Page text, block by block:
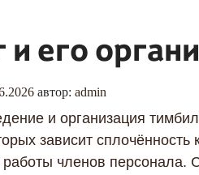
его
автор: admin
и организация
зависит
членов персонала.